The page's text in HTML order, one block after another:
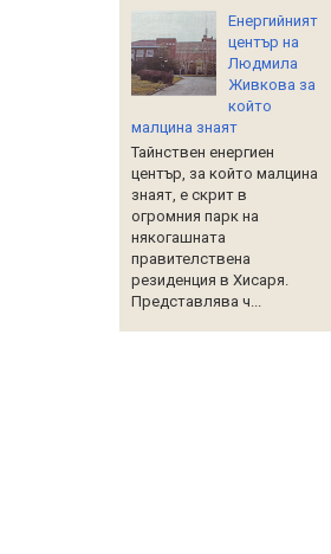
Енергийният
център на
Людмила
Живкова за
който
малцина знаят
Тайнствен енергиен
център, за който малцина
знаят, е скрит в
огромния парк на
някогашната
правителствена
резиденция в Хисаря.
Представлява ч...